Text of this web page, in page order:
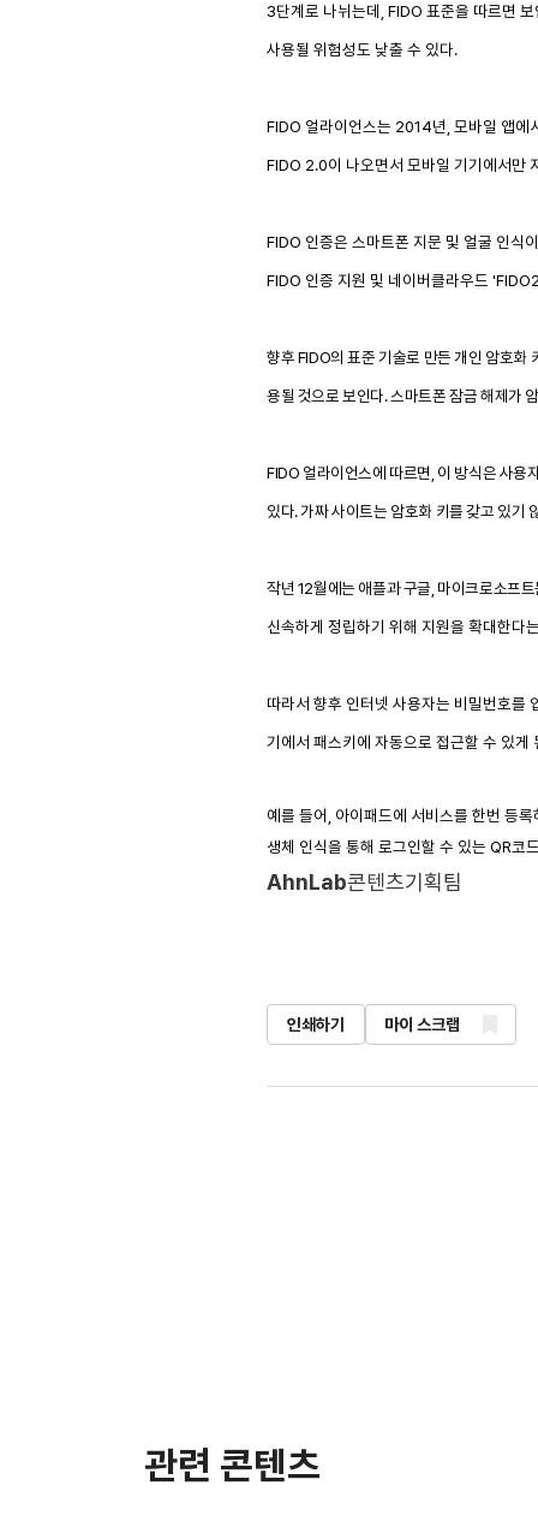
3단계로 나뉘는데 , FIDO 표준을 따르면
사용될 위험성도 낮출 수 있다.
FIDO 얼라이언스는 2014년 모바일 앱에
FIDO 2.0이 나오면서 모바일 기기에서만
FIDO 인증은 스마트폰 지문 및 얼굴 인식
FIDO 인증 지원 및 네이버클라우드 '
향후FIDO의 표준 기술로 만든 개인 암호화
용될 것으로 보인다.스마트폰 잠금 해제가
FIDO 얼라이언스에 따르면 이 방식은 사용
있다.가짜 사이트는 암호화 키를 갖고 있기
작년 12월에는 애플과 구글 마이크로소프
신속하게 정립하기 위해 지원을 확대한다
따라서 향후 인터넷 사용자는 비밀번호를
기에서 패스키에 자동으로 접근할 수 있게
예를 들어 아이패드에 서비스를 한번 등
생체 인식을 통해 로그인할 수 있는 QR코
AhnLab콘텐츠기획팀
인쇄하기 마이 스크랩
관련 콘텐츠